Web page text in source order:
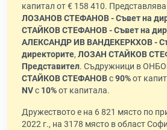
капитал от € 158 410. Представлява
ЛОЗАНОВ СТЕФАНОВ - Съвет на
СТАЙКОВ СТЕФАНОВ - Съвет на
АЛЕКСАНДР ИВ ВАНДЕКЕРКХОВ -
директорите, ЛОЗАН СТАЙКОВ
Представител. Съдружници в
СТАЙКОВ СТЕФАНОВс90%от
NVс 10%от капитала.
Дружеството е на 6 821 място по
2022 г., на 3178 място в област